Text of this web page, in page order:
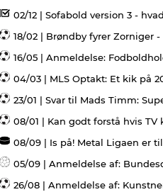
02/12 | Sofabold version 3 -
18/02 | Brøndby fyrer Zorniger
16/05 | Anmeldelse:
04/03 | MLS Optakt: Et kik på
23/01 | Svar til Mads Timm:
08/01 | Kan godt forstå hvis
08/09 | Is på! Metal Ligaen er
05/09 | Anmeldelse af:
26/08 | Anmeldelse af: